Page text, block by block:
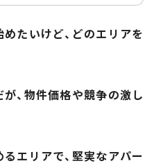
たいけど、どのエリアを
、物件価格や競争の激し
エリアで、堅実なアパー